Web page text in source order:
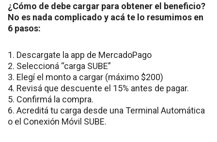
¿Cómo de debe cargar para obtener el beneficio?
No es nada complicado y acá te lo resumimos en
6 pasos:
1. Descargate la app de MercadoPago
2. Seleccioná “carga SUBE”
3. Elegí el monto a cargar (máximo $200)
4. Revisá que descuente el 15% antes de pagar.
5. Confirmá la compra.
6. Acreditá tu carga desde una Terminal Automática
o el Conexión Móvil SUBE.